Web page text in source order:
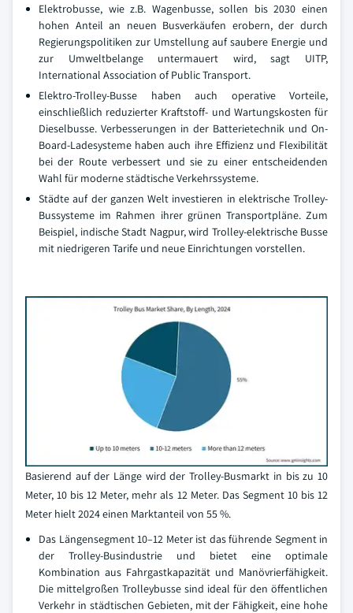
Elektrobusse, wie z.B. Wagenbusse, sollen bis 2030 einen
hohen Anteil an neuen Busverkäufen erobern, der durch
Regierungspolitiken zur Umstellung auf saubere Energie und
zur Umweltbelange untermauert wird, sagt UITP,
International Association of Public Transport.
Elektro-Trolley-Busse haben auch operative Vorteile,
einschließlich reduzierter Kraftstoff- und Wartungskosten für
Dieselbusse. Verbesserungen in der Batterietechnik und On-
Board-Ladesysteme haben auch ihre Effizienz und Flexibilität
bei der Route verbessert und sie zu einer entscheidenden
Wahl für moderne städtische Verkehrssysteme.
Städte auf der ganzen Welt investieren in elektrische Trolley-
Bussysteme im Rahmen ihrer grünen Transportpläne. Zum
Beispiel, indische Stadt Nagpur, wird Trolley-elektrische Busse
mit niedrigeren Tarife und neue Einrichtungen vorstellen.
Basierend auf der Länge wird der Trolley-Busmarkt in bis zu 10
Meter, 10 bis 12 Meter, mehr als 12 Meter. Das Segment 10 bis 12
Meter hielt 2024 einen Marktanteil von 55 %.
Das Längensegment 10–12 Meter ist das führende Segment in
der Trolley-Busindustrie und bietet eine optimale
Kombination aus Fahrgastkapazität und Manövrierfähigkeit.
Die mittelgroßen Trolleybusse sind ideal für den öffentlichen
Verkehr in städtischen Gebieten, mit der Fähigkeit, eine hohe